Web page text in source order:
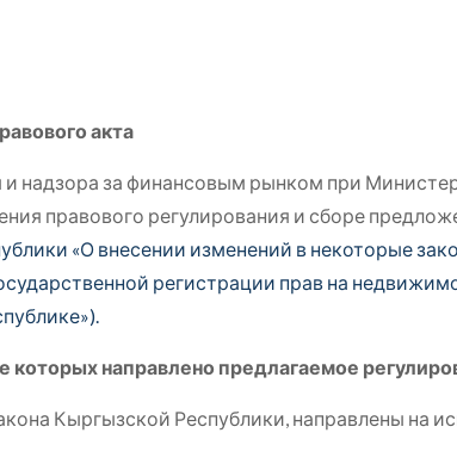
акта
за финансовым рынком при
правового регулирования и сборе
«О внесении изменений в некоторые
регистрации прав на
направлено предлагаемое
Кыргызской Республики, направлены на